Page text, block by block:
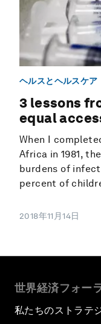
ヘルスとヘルスケア
3 lessons
equal
When I
Africa in 1981,
burdens of
percent of
2018年11月14日
世界経済フォー
私たちのストラテ